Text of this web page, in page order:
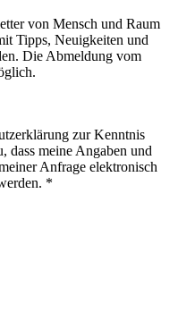
von Mensch und Raum
Tipps, Neuigkeiten und
Die Abmeldung vom
zur Kenntnis
dass meine Angaben und
Anfrage elektronisch
*